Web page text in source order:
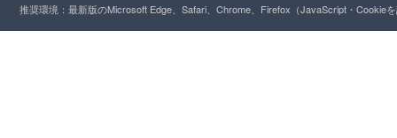
推奨環境：最新版のMicrosoft Edge、Safari、Chrome、Firefox（JavaScript・Cookie